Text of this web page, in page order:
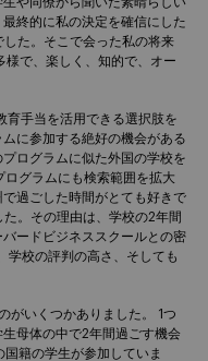
終的に私の決定を確信にした
た。そこで会った私の将来
様で、楽しく、知的で、オー
育手当を活用できる選択肢を
に参加する絶好の機会がある
ログラムに似た外国の学校を
グラムにも検索範囲を拡大
過ごした時間がとても好きで
。その理由は、学校の2年間
ードビジネススクールとの密
学校の評判の高さ、そしても
がいくつかありました。 1つ
母体の中で2年間過ごす機会
籍の学生が参加していま